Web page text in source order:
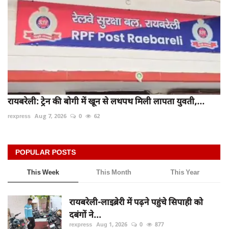
रायबरेली: ट्रेन की बोगी में खून से लथपथ मिली लापता युवती,...
rexpress Aug 7, 2026 0 62
POPULAR POSTS
This Week This Month This Year
रायबरेली-लाइब्रेरी में पढ़ने पहुंचे सिपाही को
दबंगों ने...
rexpress Aug 1, 2026 0 877